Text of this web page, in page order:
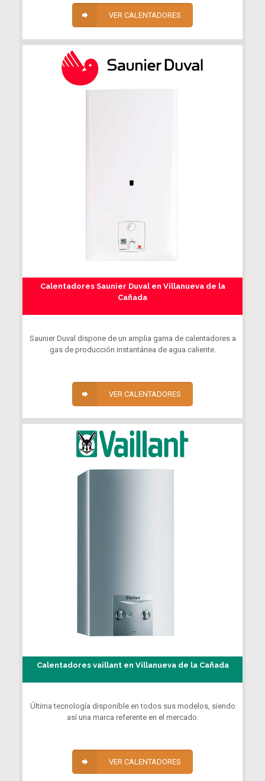
VER CALENTADORES
Calentadores Saunier Duval en Villanueva de la
Cañada
Saunier Duval dispone de un amplia gama de calentadores a
gas de producción instantánea de agua caliente.
VER CALENTADORES
Calentadores vaillant en Villanueva de la Cañada
Última tecnología disponible en todos sus modelos, siendo
así una marca referente en el mercado.
VER CALENTADORES